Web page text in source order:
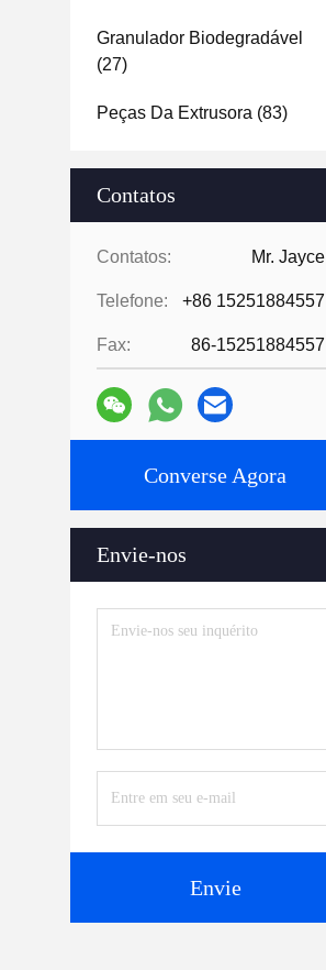
Granulador Biodegradável
(27)
Peças Da Extrusora (83)
Contatos
Contatos: Mr. Jayce
Telefone: +86 15251884557
Fax: 86-15251884557
Converse Agora
Envie-nos
Envie